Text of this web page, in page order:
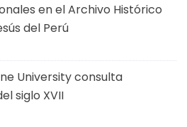
en el Archivo Histórico
del Perú
University consulta
siglo XVII